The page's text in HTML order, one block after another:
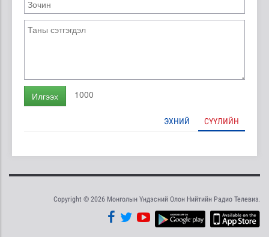
Илгээх 1000
ЭХНИЙ СҮҮЛИЙН
Copyright © 2026 Монголын Үндэсний Олон Нийтийн Радио Телевиз.